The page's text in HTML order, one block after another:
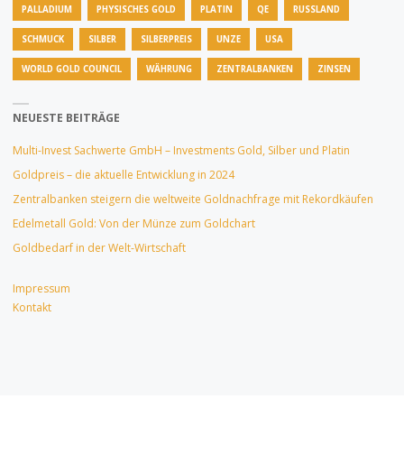
PALLADIUM PHYSISCHES GOLD PLATIN QE RUSSLAND
SCHMUCK SILBER SILBERPREIS UNZE USA
WORLD GOLD COUNCIL WÄHRUNG ZENTRALBANKEN ZINSEN
NEUESTE BEITRÄGE
Multi-Invest Sachwerte GmbH – Investments Gold, Silber und Platin
Goldpreis – die aktuelle Entwicklung in 2024
Zentralbanken steigern die weltweite Goldnachfrage mit Rekordkäufen
Edelmetall Gold: Von der Münze zum Goldchart
Goldbedarf in der Welt-Wirtschaft
Impressum
Kontakt